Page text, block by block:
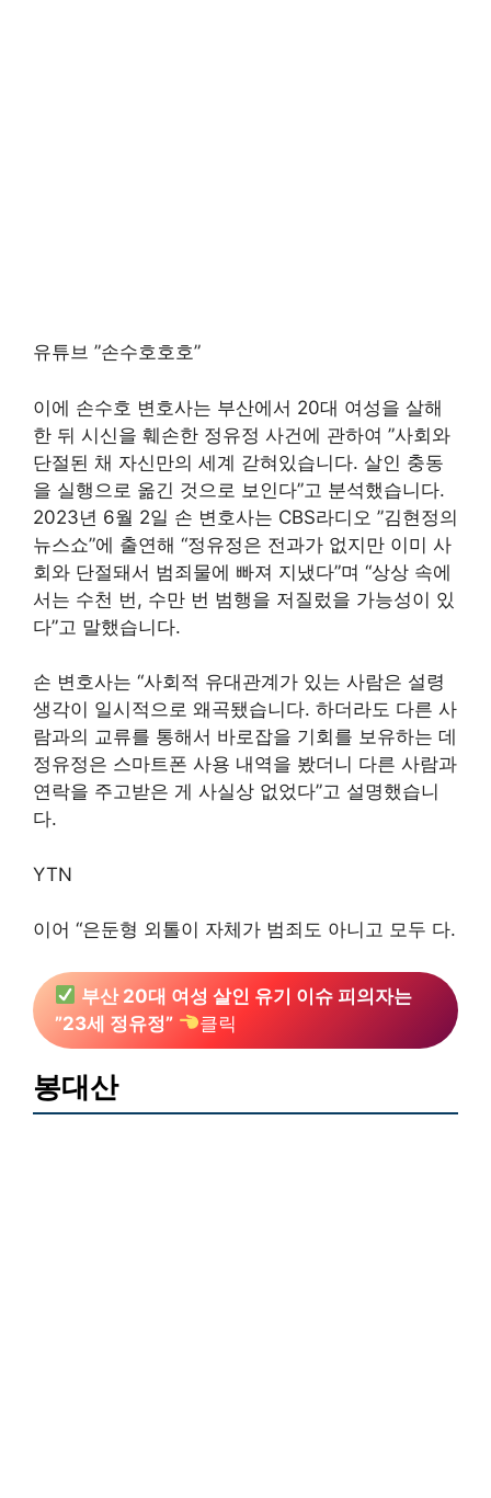
유튜브 ”손수호호호”
이에 손수호 변호사는 부산에서 20대 여성을 살해
한 뒤 시신을 훼손한 정유정 사건에 관하여 ”사회와
단절된 채 자신만의 세계 갇혀있습니다. 살인 충동
을 실행으로 옮긴 것으로 보인다”고 분석했습니다.
2023년 6월 2일 손 변호사는 CBS라디오 ”김현정의
뉴스쇼”에 출연해 “정유정은 전과가 없지만 이미 사
회와 단절돼서 범죄물에 빠져 지냈다”며 “상상 속에
서는 수천 번, 수만 번 범행을 저질렀을 가능성이 있
다”고 말했습니다.
손 변호사는 “사회적 유대관계가 있는 사람은 설령
생각이 일시적으로 왜곡됐습니다. 하더라도 다른 사
람과의 교류를 통해서 바로잡을 기회를 보유하는 데
정유정은 스마트폰 사용 내역을 봤더니 다른 사람과
연락을 주고받은 게 사실상 없었다”고 설명했습니
다.
YTN
이어 “은둔형 외톨이 자체가 범죄도 아니고 모두 다.
부산 20대 여성 살인 유기 이슈 피의자는
”23세 정유정”
클릭
봉대산